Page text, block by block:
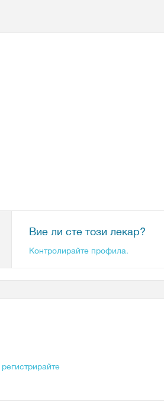
Вие ли сте този лекар?
Контролирайте профила.
регистрирайте